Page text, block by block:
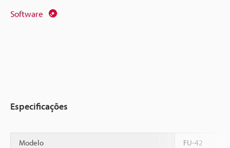
Software
Especificações
Modelo FU-42